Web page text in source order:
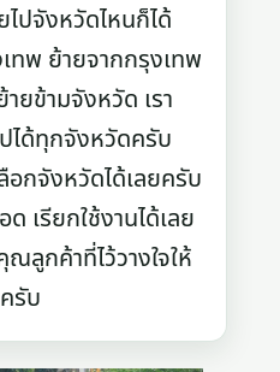
ไปจังหวัดไหนก็ได้
ทพ ย้ายจากกรุงเทพ
ยข้ามจังหวัด เรา
ได้ทุกจังหวัดครับ
อกจังหวัดได้เลยครับ
เรียกใช้งานได้เลย
กค้าที่ไว้วางใจให้
รับ